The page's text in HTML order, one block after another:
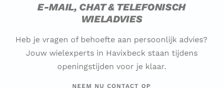
E-MAIL, CHAT & TELEFONISCH
WIELADVIES
Heb je vragen of behoefte aan persoonlijk advies?
Jouw wielexperts in Havixbeck staan tijdens
openingstijden voor je klaar.
NEEM NU CONTACT OP